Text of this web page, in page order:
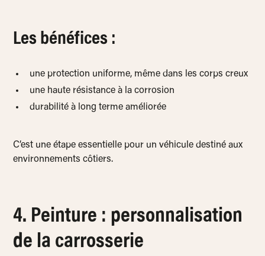
Les bénéfices :
une protection uniforme, même dans les corps creux
une haute résistance à la corrosion
durabilité à long terme améliorée
C’est une étape essentielle pour un véhicule destiné aux
environnements côtiers.
4. Peinture : personnalisation
de la carrosserie